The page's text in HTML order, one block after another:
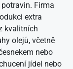
Firma
extra
kvalitních
olejů, včetně
nebo
jídel nebo